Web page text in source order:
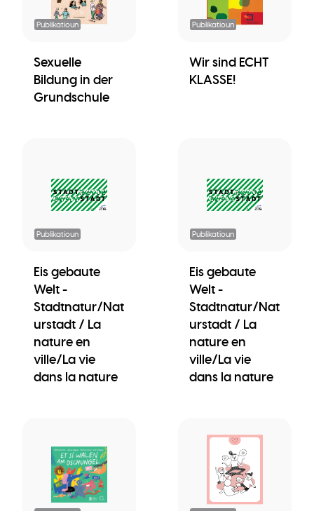
Publikatioun
Sexuelle
Bildung in der
Grundschule
Publikatioun
Wir sind ECHT
KLASSE!
Publikatioun
Eis gebaute
Welt -
Stadtnatur/Nat
urstadt / La
nature en
ville/La vie
dans la nature
Publikatioun
Eis gebaute
Welt -
Stadtnatur/Nat
urstadt / La
nature en
ville/La vie
dans la nature